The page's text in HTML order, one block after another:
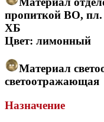
пропиткой ВО, пл.
ХБ
Цвет: лимонный
Материал
светоотражающая
Назначение